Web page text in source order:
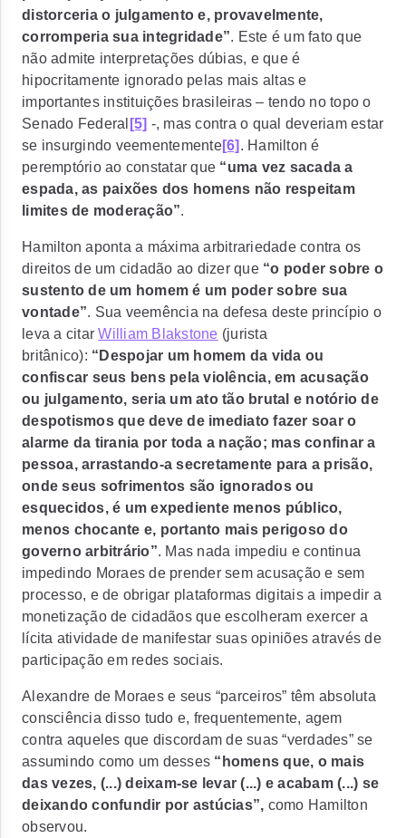
distorceria o julgamento e, provavelmente,
corromperia sua integridade”. Este é um fato que
não admite interpretações dúbias, e que é
hipocritamente ignorado pelas mais altas e
importantes instituições brasileiras – tendo no topo o
Senado Federal [5] -, mas contra o qual deveriam estar
se insurgindo veementemente[6] . Hamilton é
peremptório ao constatar que “uma vez sacada a
espada, as paixões dos homens não respeitam
limites de moderação”.
Hamilton aponta a máxima arbitrariedade contra os
direitos de um cidadão ao dizer que “o poder sobre o
sustento de um homem é um poder sobre sua
vontade”. Sua veemência na defesa deste princípio o
leva a citar William Blakstone (jurista
britânico): “Despojar um homem da vida ou
confiscar seus bens pela violência, em acusação
ou julgamento, seria um ato tão brutal e notório de
despotismos que deve de imediato fazer soar o
alarme da tirania por toda a nação; mas confinar a
pessoa, arrastando-a secretamente para a prisão,
onde seus sofrimentos são ignorados ou
esquecidos, é um expediente menos público,
menos chocante e, portanto mais perigoso do
governo arbitrário”. Mas nada impediu e continua
impedindo Moraes de prender sem acusação e sem
processo, e de obrigar plataformas digitais a impedir a
monetização de cidadãos que escolheram exercer a
lícita atividade de manifestar suas opiniões através de
participação em redes sociais.
Alexandre de Moraes e seus “parceiros” têm absoluta
consciência disso tudo e, frequentemente, agem
contra aqueles que discordam de suas “verdades” se
assumindo como um desses “homens que, o mais
das vezes, (...) deixam-se levar (...) e acabam (...) se
deixando confundir por astúcias”, como Hamilton
observou.